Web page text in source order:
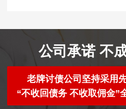
公司承诺 不
老牌讨债公司坚持采用
“不收回债务 不收取佣金”